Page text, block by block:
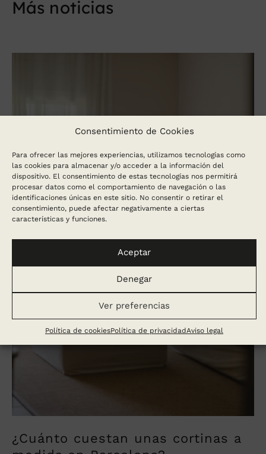
Consentimiento de Cookies
Para ofrecer las mejores experiencias, utilizamos tecnologías como
las cookies para almacenar y/o acceder a la información del
dispositivo. El consentimiento de estas tecnologías nos permitirá
procesar datos como el comportamiento de navegación o las
identificaciones únicas en este sitio. No consentir o retirar el
consentimiento, puede afectar negativamente a ciertas
características y funciones.
Aceptar
Denegar
Ver preferencias
Política de cookiesPolítica de privacidadAviso legal
Más noticias
¿Cuánto cuestan unas cortinas a